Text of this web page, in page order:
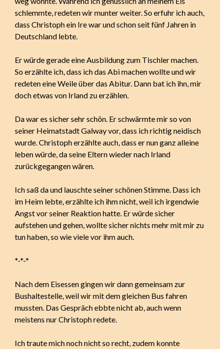
schlemmte, redeten wir munter weiter. So erfuhr ich auch,
dass Christoph ein Ire war und schon seit fünf Jahren in
Deutschland lebte.
Er würde gerade eine Ausbildung zum Tischler machen.
So erzählte ich, dass ich das Abi machen wollte und wir
redeten eine Weile über das Abitur. Dann bat ich ihn, mir
doch etwas von Irland zu erzählen.
Da war es sicher sehr schön. Er schwärmte mir so von
seiner Heimatstadt Galway vor, dass ich richtig neidisch
wurde. Christoph erzählte auch, dass er nun ganz alleine
leben würde, da seine Eltern wieder nach Irland
zurückgegangen wären.
Ich saß da und lauschte seiner schönen Stimme. Dass ich
im Heim lebte, erzählte ich ihm nicht, weil ich irgendwie
Angst vor seiner Reaktion hatte. Er würde sicher
aufstehen und gehen, wollte sicher nichts mehr mit mir zu
tun haben, so wie viele vor ihm auch.
*-*-*
Nach dem Eisessen gingen wir dann gemeinsam zur
Bushaltestelle, weil wir mit dem gleichen Bus fahren
mussten. Das Gespräch ebbte nicht ab, auch wenn
meistens nur Christoph redete.
Ich traute mich noch nicht so recht, zudem konnte